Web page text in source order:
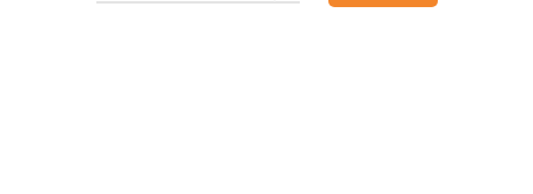
Интернет магазин Успех. ИП Хрипунов Сергей
Магазин Избранное Корзина Мой аккаунт